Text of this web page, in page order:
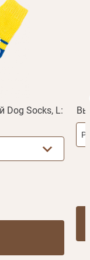
Dog Socks, L:
акциях
отправку